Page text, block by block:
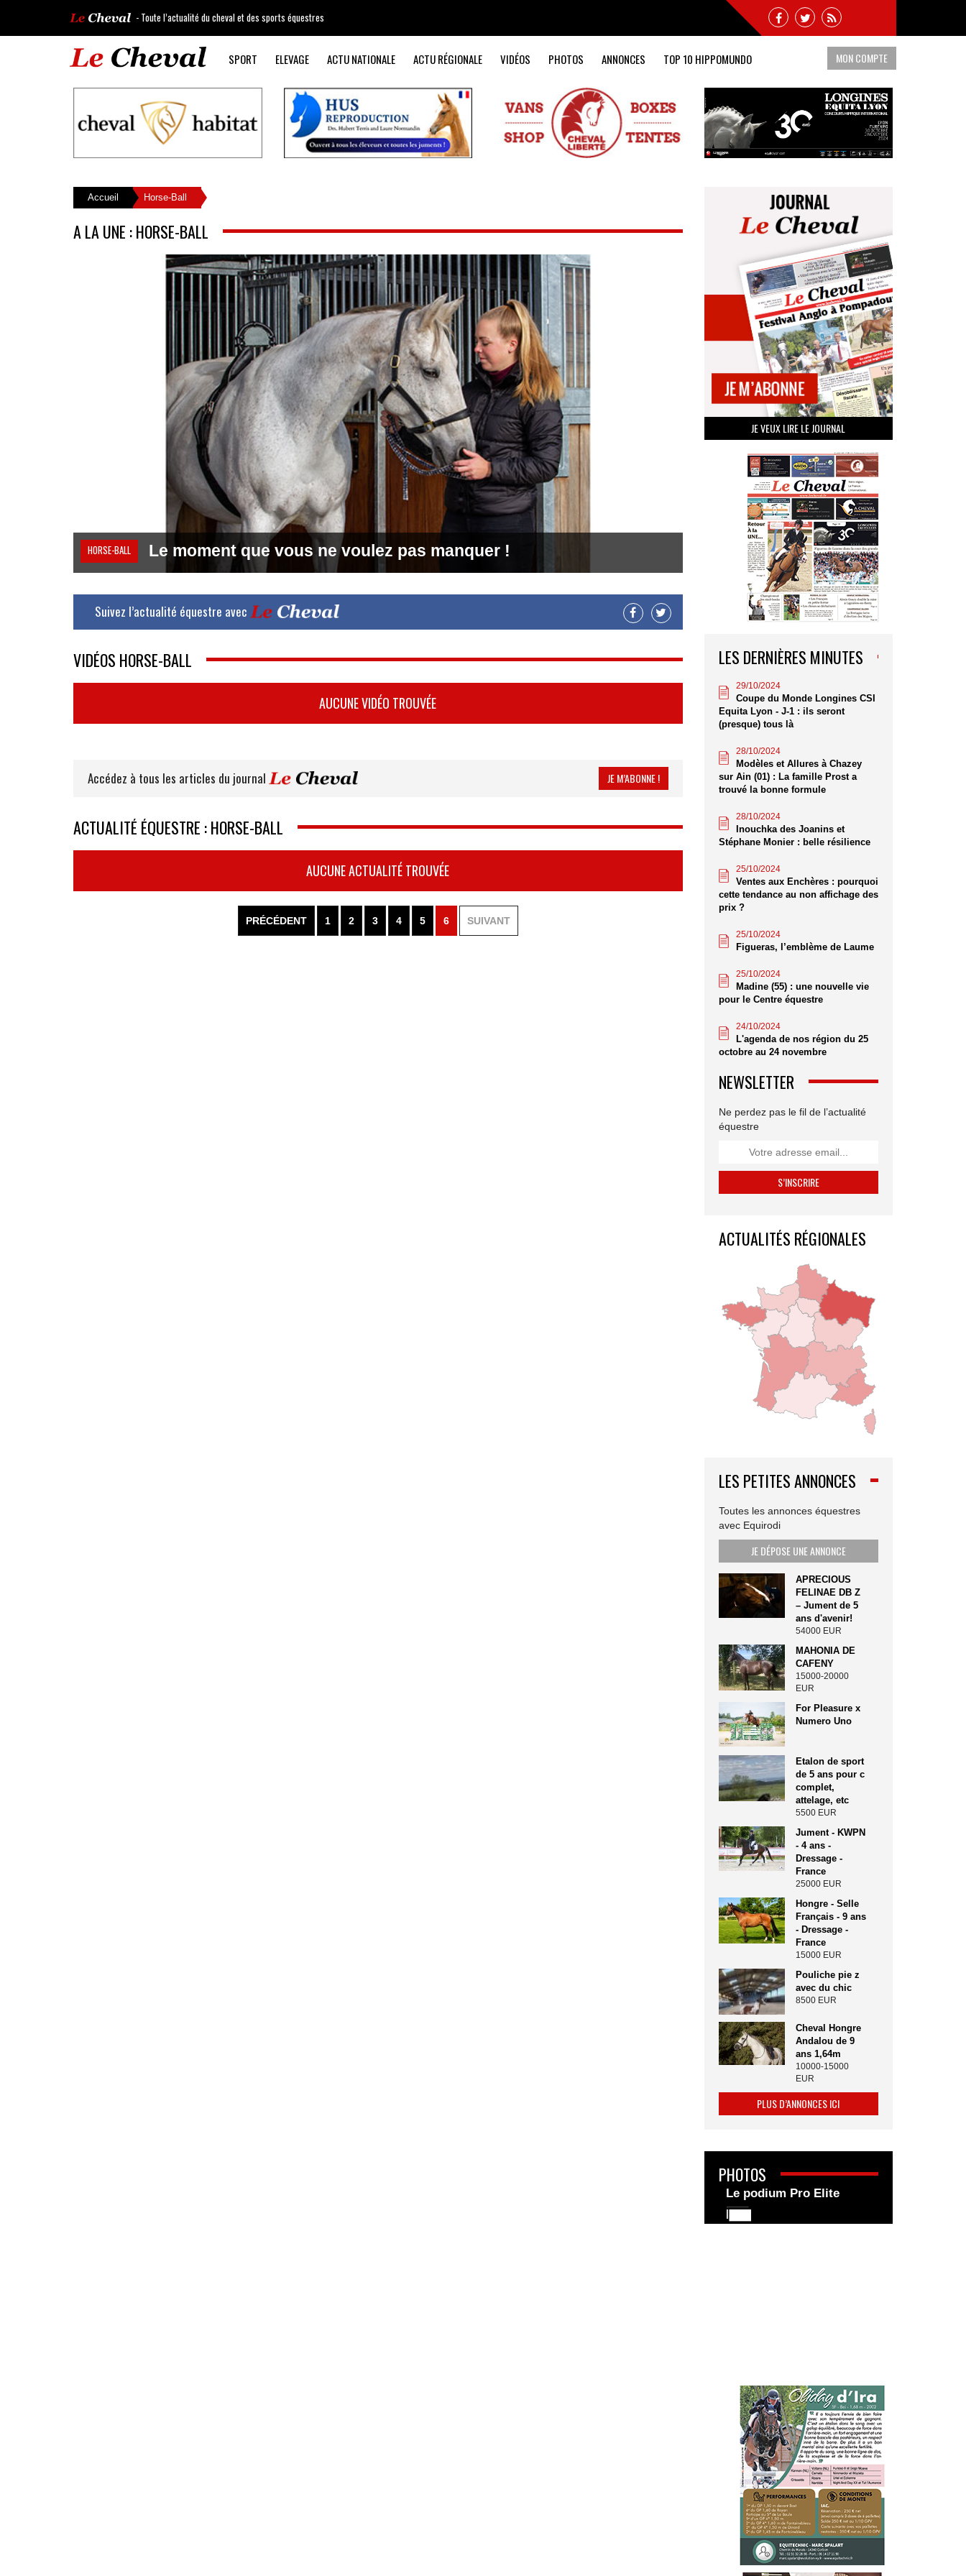
- Toute l’actualité du cheval et des sports équestres
SPORT ELEVAGE ACTU NATIONALE ACTU RÉGIONALE VIDÉOS PHOTOS ANNONCES TOP 10 HIPPOMUNDO MON COMPTE
Accueil Horse-Ball
A LA UNE : HORSE-BALL
HORSE-BALL Le moment que vous ne voulez pas manquer !
Suivez l’actualité équestre avec
VIDÉOS HORSE-BALL
AUCUNE VIDÉO TROUVÉE
Accédez à tous les articles du journal JE M’ABONNE !
ACTUALITÉ ÉQUESTRE : HORSE-BALL
AUCUNE ACTUALITÉ TROUVÉE
PRÉCÉDENT 1 2 3 4 5 6 SUIVANT
JE VEUX LIRE LE JOURNAL
LES DERNIÈRES MINUTES
29/10/2024
Coupe du Monde Longines CSI
Equita Lyon - J-1 : ils seront
(presque) tous là
28/10/2024
Modèles et Allures à Chazey
sur Ain (01) : La famille Prost a
trouvé la bonne formule
28/10/2024
Inouchka des Joanins et
Stéphane Monier : belle résilience
25/10/2024
Ventes aux Enchères : pourquoi
cette tendance au non affichage des
prix ?
25/10/2024
Figueras, l’emblème de Laume
25/10/2024
Madine (55) : une nouvelle vie
pour le Centre équestre
24/10/2024
L'agenda de nos région du 25
octobre au 24 novembre
NEWSLETTER
Ne perdez pas le fil de l’actualité
équestre
ACTUALITÉS RÉGIONALES
LES PETITES ANNONCES
Toutes les annonces équestres
avec Equirodi
JE DÉPOSE UNE ANNONCE
APRECIOUS
FELINAE DB Z
– Jument de 5
ans d'avenir!
54000 EUR
MAHONIA DE
CAFENY
15000-20000
EUR
For Pleasure x
Numero Uno
Etalon de sport
de 5 ans pour c
complet,
attelage, etc
5500 EUR
Jument - KWPN
- 4 ans -
Dressage -
France
25000 EUR
Hongre - Selle
Français - 9 ans
- Dressage -
France
15000 EUR
Pouliche pie z
avec du chic
8500 EUR
Cheval Hongre
Andalou de 9
ans 1,64m
10000-15000
EUR
PLUS D’ANNONCES ICI
PHOTOS
Le podium Pro Elite